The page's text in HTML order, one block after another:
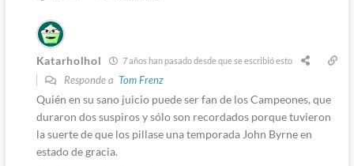
Katarholhol 7 años han pasado desde que se escribió esto
Responde a Tom Frenz
Quién en su sano juicio puede ser fan de los Campeones, que
duraron dos suspiros y sólo son recordados porque tuvieron
la suerte de que los pillase una temporada John Byrne en
estado de gracia.